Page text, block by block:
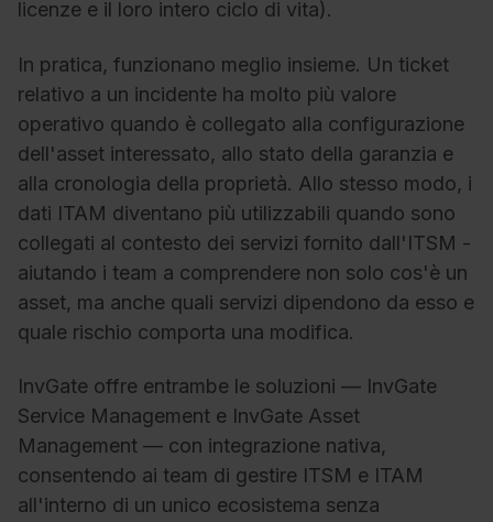
licenze e il loro intero ciclo di vita).
In pratica, funzionano meglio insieme. Un ticket
relativo a un incidente ha molto più valore
operativo quando è collegato alla configurazione
dell'asset interessato, allo stato della garanzia e
alla cronologia della proprietà. Allo stesso modo, i
dati ITAM diventano più utilizzabili quando sono
collegati al contesto dei servizi fornito dall'ITSM -
aiutando i team a comprendere non solo cos'è un
asset, ma anche quali servizi dipendono da esso e
quale rischio comporta una modifica.
InvGate offre entrambe le soluzioni — InvGate
Service Management e InvGate Asset
Management — con integrazione nativa,
consentendo ai team di gestire ITSM e ITAM
all'interno di un unico ecosistema senza